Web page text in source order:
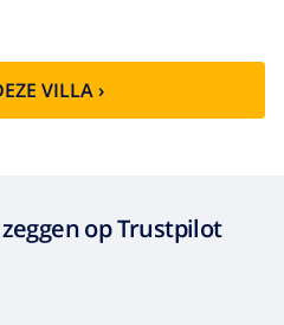
op energie verbruik
52,77/HOUR)
VILLA ›
op Trustpilot